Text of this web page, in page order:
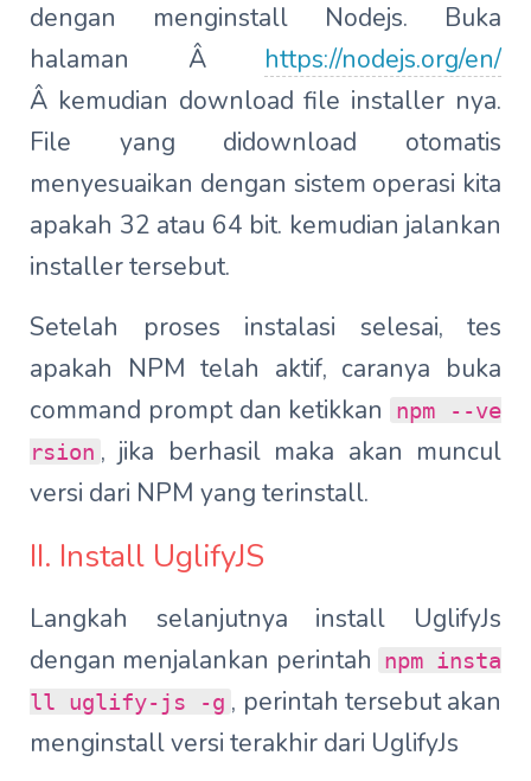
dengan menginstall Nodejs. Buka
halaman Â https://nodejs.org/en/
Â kemudian download file installer nya.
File yang didownload otomatis
menyesuaikan dengan sistem operasi kita
apakah 32 atau 64 bit. kemudian jalankan
installer tersebut.
Setelah proses instalasi selesai, tes
apakah NPM telah aktif, caranya buka
command prompt dan ketikkan
npm --ve
rsion , jika berhasil maka akan muncul
versi dari NPM yang terinstall.
II. Install UglifyJS
Langkah selanjutnya install UglifyJs
dengan menjalankan perintah npm insta
ll uglify-js -g , perintah tersebut akan
menginstall versi terakhir dari UglifyJs